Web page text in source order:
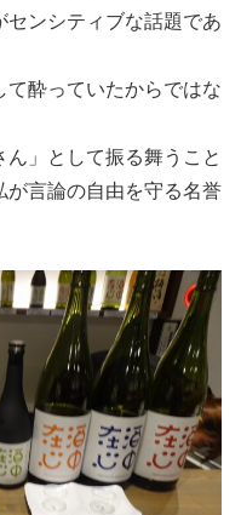
ンシティブな話題であ
酔っていたからではな
」として振る舞うこと
が言論の自由を守る名誉